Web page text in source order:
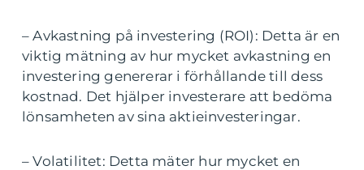
– Avkastning på investering (ROI): Detta är en
viktig mätning av hur mycket avkastning en
investering genererar i förhållande till dess
kostnad. Det hjälper investerare att bedöma
lönsamheten av sina aktieinvesteringar.
– Volatilitet: Detta mäter hur mycket en